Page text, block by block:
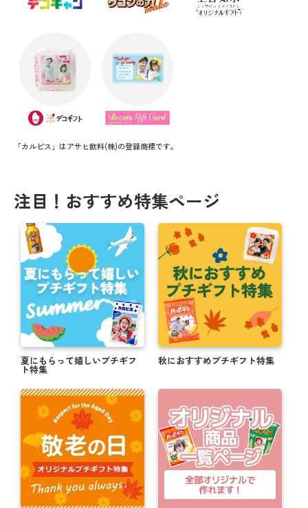
「カルピス」はアサヒ飲料(株)の登録商標です。
注目！おすすめ特集ページ
夏にもらって嬉しいプチギフ
ト特集
秋におすすめプチギフト特集